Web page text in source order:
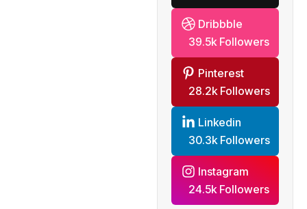
Dribbble
39.5k Followers
Pinterest
28.2k Followers
Linkedin
30.3k Followers
Instagram
24.5k Followers